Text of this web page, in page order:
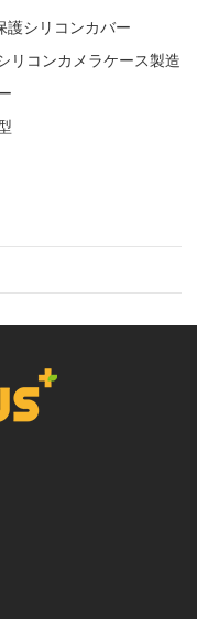
護シリコンカバー
リコンカメラケース製造